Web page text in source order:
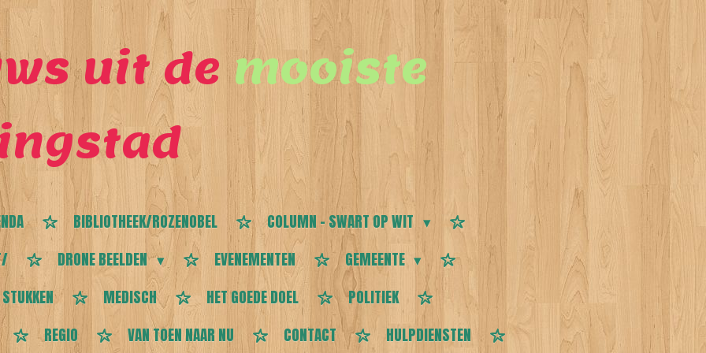
uit demooiste
BIBLIOTHEEK/ROZENOBEL
COLUMN - SWART OP WIT
DRONE BEELDEN EVENEMENTEN
GEMEENTE
MEDISCH HET GOEDE DOEL
POLITIEK
REGIO VAN TOEN NAAR NU CONTACT
HULPDIENSTEN